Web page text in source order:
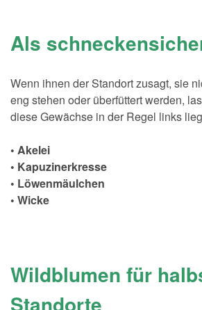
Als
Wenn ihnen der Standort zusagt, sie
eng stehen oder überfüttert werden,
diese Gewächse in der Regel links
• Akelei
• Kapuzinerkresse
• Löwenmäulchen
• Wicke
Wildblumen für
Standorte